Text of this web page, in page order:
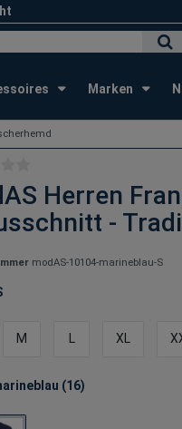
Marken
Herren
-
modAS-10104-marineblau-S
M L XL
(16)